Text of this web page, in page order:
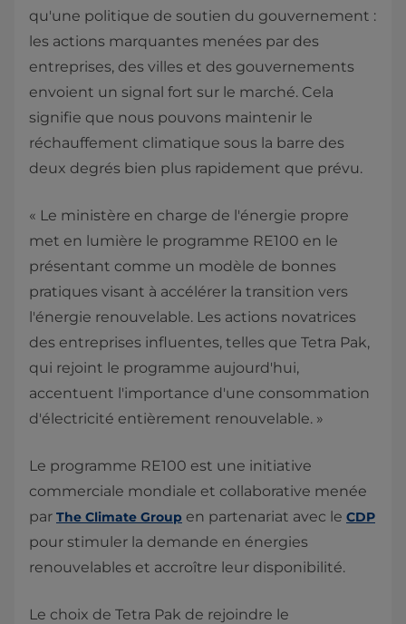
qu'une politique de soutien du gouvernement :
les actions marquantes menées par des
entreprises, des villes et des gouvernements
envoient un signal fort sur le marché. Cela
signifie que nous pouvons maintenir le
réchauffement climatique sous la barre des
deux degrés bien plus rapidement que prévu.
« Le ministère en charge de l'énergie propre
met en lumière le programme RE100 en le
présentant comme un modèle de bonnes
pratiques visant à accélérer la transition vers
l'énergie renouvelable. Les actions novatrices
des entreprises influentes, telles que Tetra Pak,
qui rejoint le programme aujourd'hui,
accentuent l'importance d'une consommation
d'électricité entièrement renouvelable. »
Le programme RE100 est une initiative
commerciale mondiale et collaborative menée
par The Climate Group en partenariat avec le CDP
pour stimuler la demande en énergies
renouvelables et accroître leur disponibilité.
​Le choix de Tetra Pak de rejoindre le